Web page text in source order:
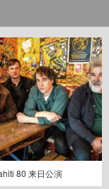
80 来日公演